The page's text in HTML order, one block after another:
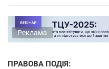
Реклама
ПРАВОВА ПОДІЯ: